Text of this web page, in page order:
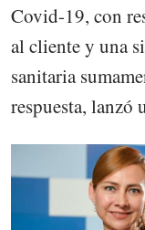
Covid-19, con
al cliente y una
sanitaria
respuesta, lanzó